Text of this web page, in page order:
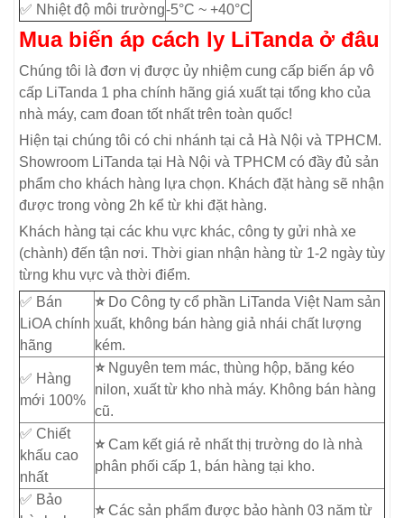
✅ Nhiệt độ môi trường-5°C ~ +40°C
Mua biến áp cách ly LiTanda ở đâu
Chúng tôi là đơn vị được ủy nhiệm cung cấp biến áp vô
cấp LiTanda 1 pha chính hãng giá xuất tại tổng kho của
nhà máy, cam đoan tốt nhất trên toàn quốc!
Hiện tại chúng tôi có chi nhánh tại cả Hà Nội và TPHCM.
Showroom LiTanda tại Hà Nội và TPHCM có đầy đủ sản
phẩm cho khách hàng lựa chọn. Khách đặt hàng sẽ nhận
được trong vòng 2h kể từ khi đặt hàng.
Khách hàng tại các khu vực khác, công ty gửi nhà xe
(chành) đến tận nơi. Thời gian nhận hàng từ 1-2 ngày tùy
từng khu vực và thời điểm.
✅ Bán
LiOA chính
hãng
⭐ Do Công ty cổ phần LiTanda Việt Nam sản
xuất, không bán hàng giả nhái chất lượng
kém.
✅ Hàng
mới 100%
⭐ Nguyên tem mác, thùng hộp, băng kéo
nilon, xuất từ kho nhà máy. Không bán hàng
cũ.
✅ Chiết
khấu cao
nhất
⭐Cam kết giá rẻ nhất thị trường do là nhà
phân phối cấp 1, bán hàng tại kho.
✅ Bảo
⭐Các sản phẩm được bảo hành 03 năm từ